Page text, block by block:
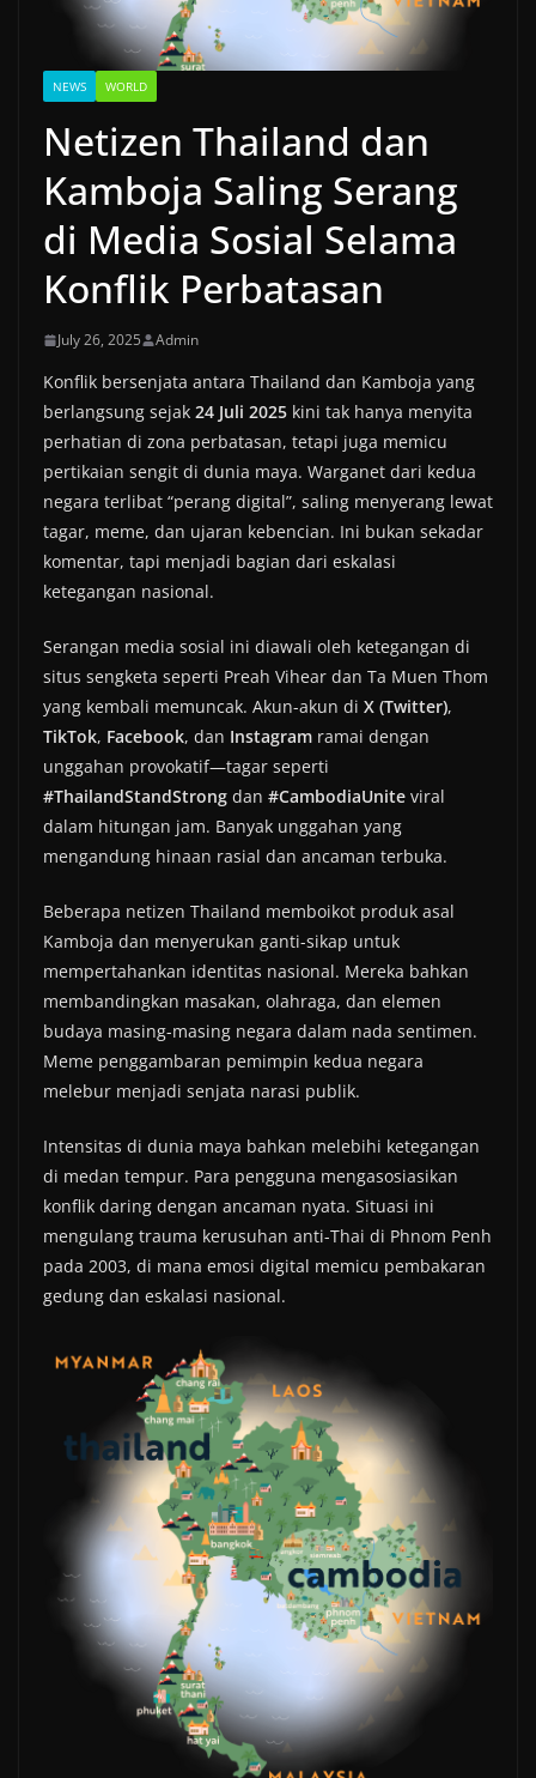
NEWS WORLD
Netizen Thailand dan
Kamboja Saling Serang
di Media Sosial Selama
Konflik Perbatasan
July 26, 2025 Admin
Konflik bersenjata antara Thailand dan Kamboja yang
berlangsung sejak 24 Juli 2025 kini tak hanya menyita
perhatian di zona perbatasan, tetapi juga memicu
pertikaian sengit di dunia maya. Warganet dari kedua
negara terlibat “perang digital”, saling menyerang lewat
tagar, meme, dan ujaran kebencian. Ini bukan sekadar
komentar, tapi menjadi bagian dari eskalasi
ketegangan nasional.
Serangan media sosial ini diawali oleh ketegangan di
situs sengketa seperti Preah Vihear dan Ta Muen Thom
yang kembali memuncak. Akun-akun di X (Twitter),
TikTok, Facebook, dan Instagram ramai dengan
unggahan provokatif—tagar seperti
#ThailandStandStrong dan #CambodiaUnite viral
dalam hitungan jam. Banyak unggahan yang
mengandung hinaan rasial dan ancaman terbuka.
Beberapa netizen Thailand memboikot produk asal
Kamboja dan menyerukan ganti-sikap untuk
mempertahankan identitas nasional. Mereka bahkan
membandingkan masakan, olahraga, dan elemen
budaya masing-masing negara dalam nada sentimen.
Meme penggambaran pemimpin kedua negara
melebur menjadi senjata narasi publik.
Intensitas di dunia maya bahkan melebihi ketegangan
di medan tempur. Para pengguna mengasosiasikan
konflik daring dengan ancaman nyata. Situasi ini
mengulang trauma kerusuhan anti-Thai di Phnom Penh
pada 2003, di mana emosi digital memicu pembakaran
gedung dan eskalasi nasional.